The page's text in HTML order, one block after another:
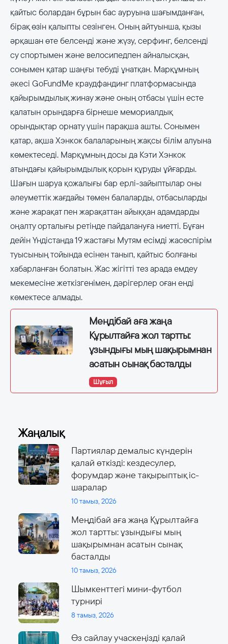
қайтыс болардан бұрын бас ауруына шағымданған,
бірақ өзін қалыпты сезінген. Оның айтуынша, қызы
әрқашан өте белсенді және жүзу, серфинг, белсенді
су спортымен және велосипедпен айналысқан,
сонымен қатар шаңғы тебуді ұнатқан. Марқұмның
әкесі GoFundMe краудфандинг платформасында
қайырымдылық жинау және оның отбасы үшін есте
қалатын орындарға бірнеше мемориалдық
орындықтар орнату үшін парақша ашты. Сонымен
қатар, ақша Хэнкок балаларының жақсы білім алуына
көмектеседі. Марқұмның досы да Кэти Хэнкок
атындағы қайырымдылық қорын құруды ұйғарды.
Шағын шаруа қожалығы бар ерлі-зайыптылар оны
әлеуметтік жағдайы төмен балаларды, отбасыларды
және жарақат пен жарақаттан айыққан адамдарды
оңалту орталығы ретінде пайдалануға ниетті. Бұған
дейін Үндістанда 19 жастағы Мутям есімді жасөспірім
туысының тойында есінен танып, қайтыс болғаны
хабарланған болатын. Жас жігітті тез арада емдеу
мекемесіне жеткізгенімен, дәрігерлер оған енді
көмектесе алмады.
Меңдібай аға жаңа
Құрылтайға жол тартты:
ұзындығы мың шақырымнан
асатын сынақ басталды
Шұғыл
Жаңалық
Партиялар демалыс күндерін
қалай өткізді: кездесулер,
форумдар және тақырыптық іс-
шаралар
10 тамыз, 2026
Меңдібай аға жаңа Құрылтайға
жол тартты: ұзындығы мың
шақырымнан асатын сынақ
басталды
10 тамыз, 2026
Шымкенттегі мини-футбол
турнирі
8 тамыз, 2026
Өз сайлау учаскеңізді қалай